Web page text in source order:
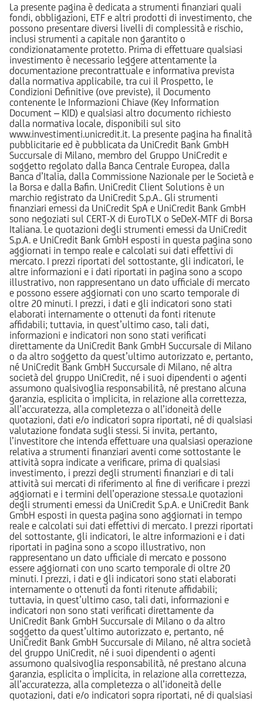
La presente pagina è dedicata a strumenti finanziari quali
fondi, obbligazioni, ETF e altri prodotti di investimento, che
possono presentare diversi livelli di complessità e rischio,
inclusi strumenti a capitale non garantito o
condizionatamente protetto. Prima di effettuare qualsiasi
investimento è necessario leggere attentamente la
documentazione precontrattuale e informativa prevista
dalla normativa applicabile, tra cui il Prospetto, le
Condizioni Definitive (ove previste), il Documento
contenente le Informazioni Chiave (Key Information
Document – KID) e qualsiasi altro documento richiesto
dalla normativa locale, disponibili sul sito
www.investimenti.unicredit.it. La presente pagina ha finalità
pubblicitarie ed è pubblicata da UniCredit Bank GmbH
Succursale di Milano, membro del Gruppo UniCredit e
soggetto regolato dalla Banca Centrale Europea, dalla
Banca d’Italia, dalla Commissione Nazionale per le Società e
la Borsa e dalla Bafin. UniCredit Client Solutions è un
marchio registrato da UniCredit S.p.A.. Gli strumenti
finanziari emessi da UniCredit SpA e UniCredit Bank GmbH
sono negoziati sul CERT-X di EuroTLX o SeDeX-MTF di Borsa
Italiana. Le quotazioni degli strumenti emessi da UniCredit
S.p.A. e UniCredit Bank GmbH esposti in questa pagina sono
aggiornati in tempo reale e calcolati sui dati effettivi di
mercato. I prezzi riportati del sottostante, gli indicatori, le
altre informazioni e i dati riportati in pagina sono a scopo
illustrativo, non rappresentano un dato ufficiale di mercato
e possono essere aggiornati con uno scarto temporale di
oltre 20 minuti. I prezzi, i dati e gli indicatori sono stati
elaborati internamente o ottenuti da fonti ritenute
affidabili; tuttavia, in quest’ultimo caso, tali dati,
informazioni e indicatori non sono stati verificati
direttamente da UniCredit Bank GmbH Succursale di Milano
o da altro soggetto da quest’ultimo autorizzato e, pertanto,
né UniCredit Bank GmbH Succursale di Milano, né altra
società del gruppo UniCredit, né i suoi dipendenti o agenti
assumono qualsivoglia responsabilità, né prestano alcuna
garanzia, esplicita o implicita, in relazione alla correttezza,
all’accuratezza, alla completezza o all’idoneità delle
quotazioni, dati e/o indicatori sopra riportati, né di qualsiasi
valutazione fondata sugli stessi. Si invita, pertanto,
l’investitore che intenda effettuare una qualsiasi operazione
relativa a strumenti finanziari aventi come sottostante le
attività sopra indicate a verificare, prima di qualsiasi
investimento, i prezzi degli strumenti finanziari e di tali
attività sui mercati di riferimento al fine di verificare i prezzi
aggiornati e i termini dell’operazione stessa.Le quotazioni
degli strumenti emessi da UniCredit S.p.A. e UniCredit Bank
GmbH esposti in questa pagina sono aggiornati in tempo
reale e calcolati sui dati effettivi di mercato. I prezzi riportati
del sottostante, gli indicatori, le altre informazioni e i dati
riportati in pagina sono a scopo illustrativo, non
rappresentano un dato ufficiale di mercato e possono
essere aggiornati con uno scarto temporale di oltre 20
minuti. I prezzi, i dati e gli indicatori sono stati elaborati
internamente o ottenuti da fonti ritenute affidabili;
tuttavia, in quest’ultimo caso, tali dati, informazioni e
indicatori non sono stati verificati direttamente da
UniCredit Bank GmbH Succursale di Milano o da altro
soggetto da quest’ultimo autorizzato e, pertanto, né
UniCredit Bank GmbH Succursale di Milano, né altra società
del gruppo UniCredit, né i suoi dipendenti o agenti
assumono qualsivoglia responsabilità, né prestano alcuna
garanzia, esplicita o implicita, in relazione alla correttezza,
all’accuratezza, alla completezza o all’idoneità delle
quotazioni, dati e/o indicatori sopra riportati, né di qualsiasi